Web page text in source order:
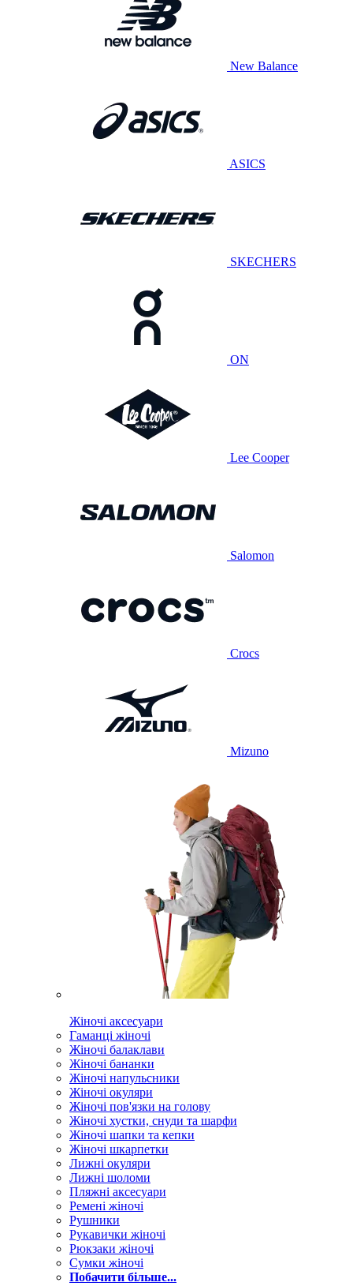
New Balance
ASICS
SKECHERS
ON
Lee Cooper
Salomon
Crocs
Mizuno
Жіночі аксесуари
Гаманці жіночі
Жіночі балаклави
Жіночі бананки
Жіночі напульсники
Жіночі окуляри
Жіночі пов'язки на голову
Жіночі хустки, снуди та шарфи
Жіночі шапки та кепки
Жіночі шкарпетки
Лижні окуляри
Лижні шоломи
Пляжні аксесуари
Ремені жіночі
Рушники
Рукавички жіночі
Рюкзаки жіночі
Сумки жіночі
Побачити більше...